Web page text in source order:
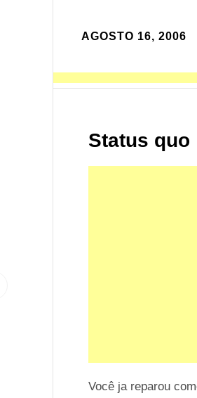
AGOSTO 16, 2006
Status quo
Você ja reparou